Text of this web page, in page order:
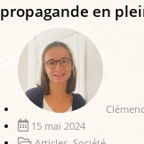
propagande en
15 mai 2024